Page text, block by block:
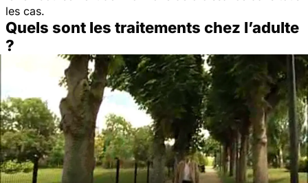
les cas.
Quels sont les traitements chez l’adulte
?